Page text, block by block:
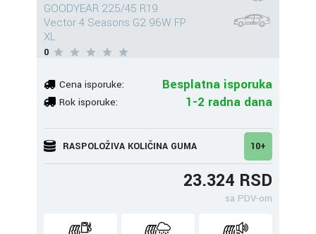
GOODYEAR 225/45 R19
Vector 4 Seasons G2 96W FP
XL
0
Cena isporuke: Besplatna isporuka
Rok isporuke: 1-2 radna dana
RASPOLOŽIVA KOLIČINA GUMA 10+
23.324 RSD
sa PDV-om